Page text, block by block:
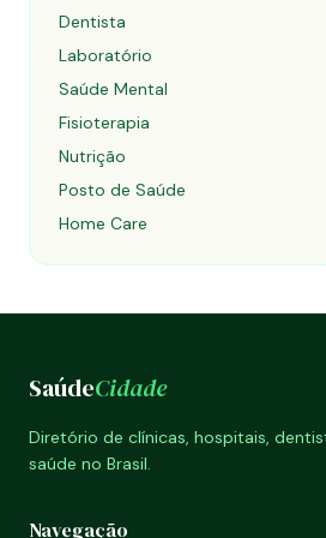
Dentista
Laboratório
Saúde Mental
Fisioterapia
Nutrição
Posto de Saúde
Home Care
SaúdeCidade
Diretório de clínicas, hospitais,
saúde no Brasil.
Navegação